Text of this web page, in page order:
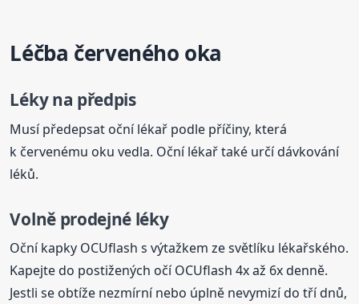
Léčba červeného oka
Léky na předpis
Musí předepsat oční lékař podle příčiny, která
k červenému oku vedla. Oční lékař také určí dávkování
léků.
Volně prodejné léky
Oční kapky OCUflash s výtažkem ze světlíku lékařského.
Kapejte do postižených očí OCUflash 4x až 6x denně.
Jestli se obtíže nezmírní nebo úplně nevymizí do tří dnů,